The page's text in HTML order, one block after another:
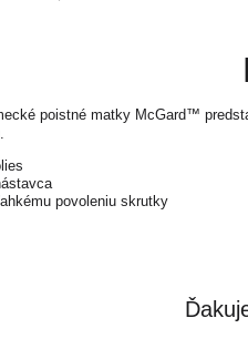
poistné matky McGard™
povoleniu skrutky